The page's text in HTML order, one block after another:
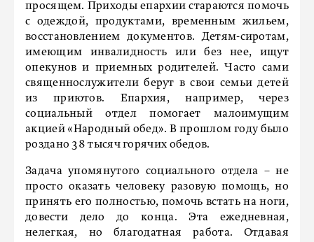
просящем. Приходы епархии стараются помочь
с одеждой, продуктами, временным жильем,
восстановлением документов. Детям-сиротам,
имеющим инвалидность или без нее, ищут
опекунов и приемных родителей. Часто сами
священнослужители берут в свои семьи детей
из приютов. Епархия, например, через
социальный отдел помогает малоимущим
акцией «Народный обед». В прошлом году было
роздано 38 тысяч горячих обедов.
Задача упомянутого социального отдела – не
просто оказать человеку разовую помощь, но
принять его полностью, помочь встать на ноги,
довести дело до конца. Эта ежедневная,
нелегкая, но благодатная работа. Отдавая